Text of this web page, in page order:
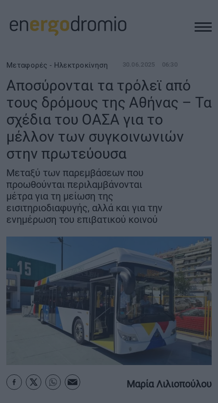
ΥΠΟΔΟΜΕΣ
REAL ESTATE
ΠΕΡΙΒΑΛΛΟΝ
ΕΝΕΡΓΕΙΑ
ΜΕΤΑΦΟΡΕΣ - ΗΛΕΚΤΡΟΚΙΝΗΣΗ
ΨΗΦΙΑΚΟΣ ΚΟΣΜΟΣ
ΟΙΚΟΝΟΜΙΑ - ΕΠΙΧΕΙΡΗΣΕΙΣ
MY PROPERTY
ΚΑΡΑΜΠΟΛΕΣ
ΟΡΟΙ ΧΡΗΣΗΣ
ΕΠΙΚΟΙΝΩΝΙΑ
ΤΑΥΤΟΤΗΤΑ
Μεταφορές - Ηλεκτροκίνηση 30.06.2025 06:30
Αποσύρονται τα τρόλεϊ από
τους δρόμους της Αθήνας – Τα
σχέδια του ΟΑΣΑ για το
μέλλον των συγκοινωνιών
στην πρωτεύουσα
Μεταξύ των παρεμβάσεων που
προωθούνται περιλαμβάνονται
μέτρα για τη μείωση της
εισιτηριοδιαφυγής, αλλά και για την
ενημέρωση του επιβατικού κοινού
Μαρία Λιλιοπούλου